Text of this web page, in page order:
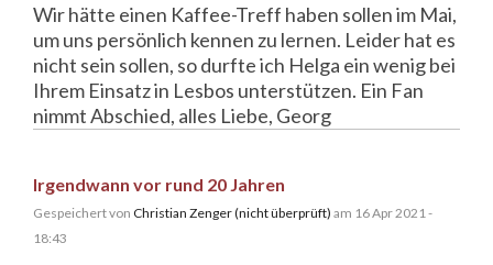
Wir hätte einen Kaffee-Treff haben sollen im Mai,
um uns persönlich kennen zu lernen. Leider hat es
nicht sein sollen, so durfte ich Helga ein wenig bei
Ihrem Einsatz in Lesbos unterstützen. Ein Fan
nimmt Abschied, alles Liebe, Georg
Irgendwann vor rund 20 Jahren
Gespeichert von Christian Zenger (nicht überprüft) am 16 Apr 2021 -
18:43